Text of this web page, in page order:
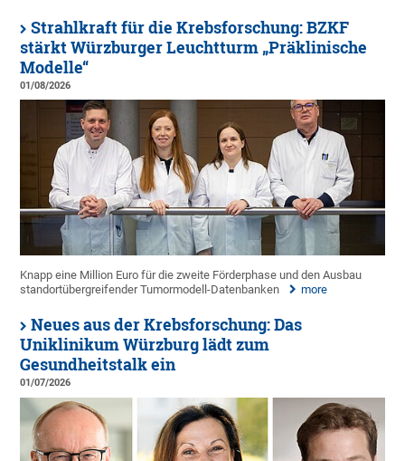
Strahlkraft für die Krebsforschung: BZKF
stärkt Würzburger Leuchtturm „Präklinische
Modelle“
01/08/2026
Knapp eine Million Euro für die zweite Förderphase und den Ausbau
standortübergreifender Tumormodell-Datenbanken
more
Neues aus der Krebsforschung: Das
Uniklinikum Würzburg lädt zum
Gesundheitstalk ein
01/07/2026